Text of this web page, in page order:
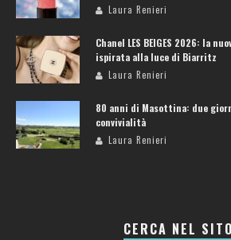
Laura Renieri
Chanel LES BEIGES 2026: la
ispirata alla luce di Biarritz
Laura Renieri
80 anni di Masottina: due
convivialità
Laura Renieri
CERCA NEL SITO